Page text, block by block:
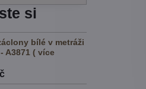
si
bílé v metráži
A3871 ( více